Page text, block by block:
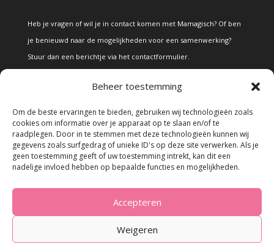
Beheer toestemming
Om de beste ervaringen te bieden, gebruiken wij technologieën zoals
cookies om informatie over je apparaat op te slaan en/of te
raadplegen. Door in te stemmen met deze technologieën kunnen wij
gegevens zoals surfgedrag of unieke ID's op deze site verwerken. Als je
geen toestemming geeft of uw toestemming intrekt, kan dit een
nadelige invloed hebben op bepaalde functies en mogelijkheden.
Accepteren
Weigeren
Heb je vragen of wil je in contact komen met Mamagisch? Of ben
je benieuwd naar de mogelijkheden voor een samenwerking?
Stuur dan een berichtje via het contactformulier.
Alle teksten en foto's op deze site zijn eigendom van Mamagisch.
Teksten en foto's van Mamagisch mogen onder geen beding
zonder toestemming worden overgenomen. Wanneer er gebruik
wordt gemaakt van teksten en foto's van derden, zal dit
uitdrukkelijk worden vermeld.